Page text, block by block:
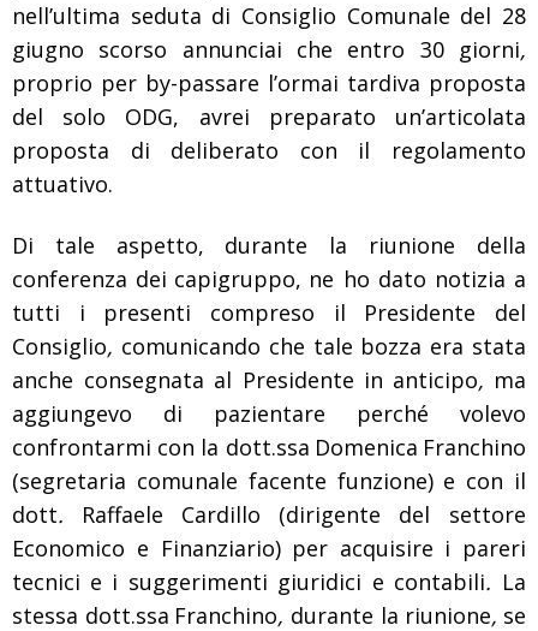
nell’ultima seduta di Consiglio Comunale del 28
giugno scorso
annunciai che entro 30 giorni,
proprio per by-passare l’ormai tardiva proposta
del solo
ODG, avrei preparato
un’articolata
proposta di deliberato con il regolamento
attuativo.
Di tale aspetto, durante la riunione della
conferenza dei capigruppo, ne ho dato notizia a
tutti i
presenti compreso il
Presidente del
Consiglio, comunicando che tale bozza era stata
anche consegnata al Presidente in anticipo, ma
aggiungevo di
pazientare perché volevo
confrontarmi con la dott.ssa Domenica Franchino
(segretaria comunale facente funzione) e con il
dott. Raffaele Cardillo
(dirigente del settore
Economico e Finanziario) per acquisire i pareri
tecnici e i suggerimenti giuridici e contabili. La
stessa dott.ssa Franchino, durante la riunione, se